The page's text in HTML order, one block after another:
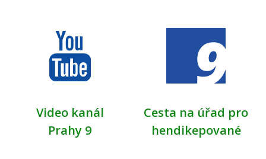
Video kanál
Prahy 9
Cesta na úřad pro
hendikepované